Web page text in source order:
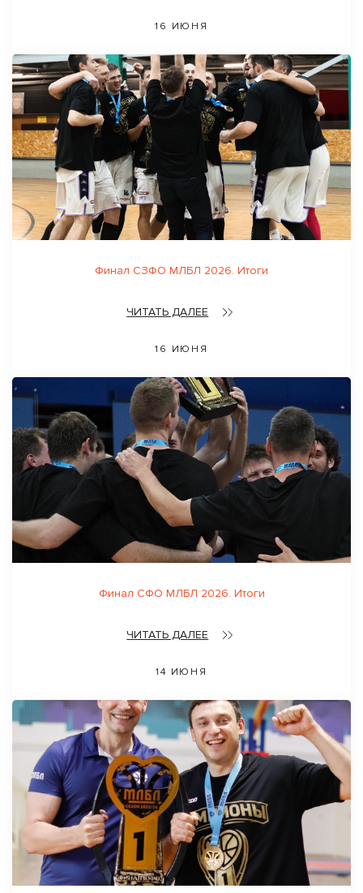
16 ИЮНЯ
Финал СЗФО МЛБЛ 2026. Итоги
ЧИТАТЬ ДАЛЕЕ
16 ИЮНЯ
Финал СФО МЛБЛ 2026. Итоги
ЧИТАТЬ ДАЛЕЕ
14 ИЮНЯ